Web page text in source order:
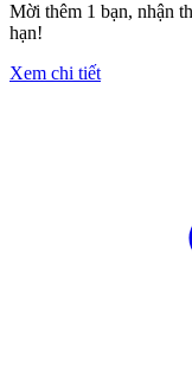
Mời thêm 1 bạn, nhận
hạn!
Xem chi tiết